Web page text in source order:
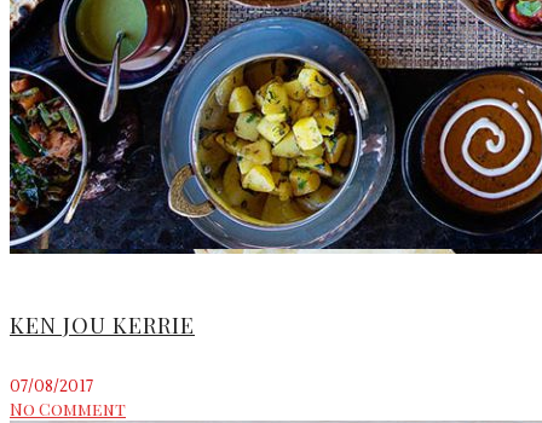
KEN JOU KERRIE
07/08/2017
No Comment